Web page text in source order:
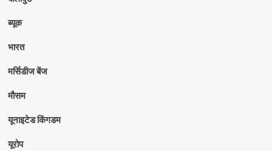
ब्यूक
भारत
मर्सिडीज बेंज
मौसम
यूनाइटेड किंगडम
यूरोप